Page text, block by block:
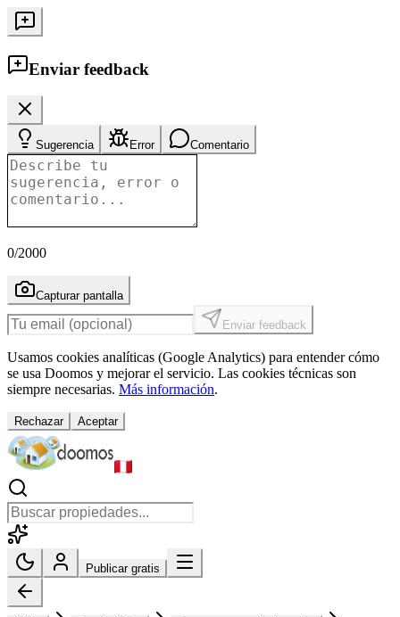
Enviar feedback
Sugerencia Error Comentario
0/2000
Capturar pantalla
Enviar feedback
Usamos cookies analíticas (Google Analytics) para entender cómo
se usa Doomos y mejorar el servicio. Las cookies técnicas son
siempre necesarias. Más información.
Rechazar Aceptar
Publicar gratis